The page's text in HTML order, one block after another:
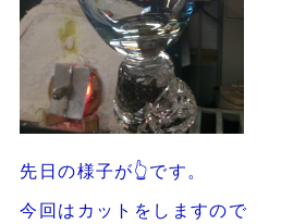
先日の様子が👆です。
今回はカットをしますので